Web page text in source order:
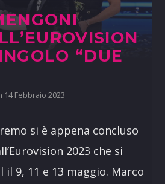
“DUE
14 Febbraio 2023
si è appena concluso
2023 che si
9, 11 e 13 maggio. Marco